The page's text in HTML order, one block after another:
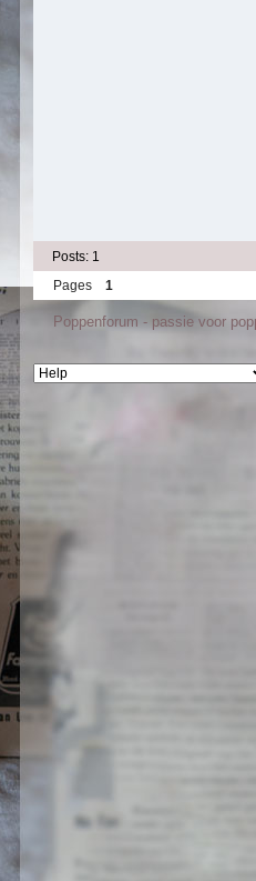
Posts: 1
Pages
1
Poppenforum - passie voor